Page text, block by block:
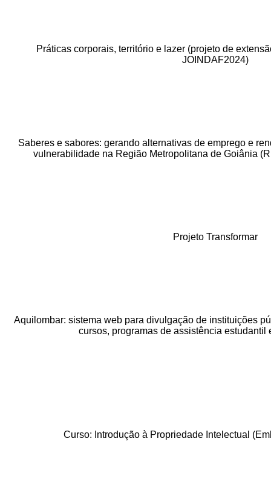
Práticas corporais, território e lazer (projeto de
JOINDAF2024)
Saberes e sabores: gerando alternativas de emprego e
vulnerabilidade na Região Metropolitana de Goiânia
Projeto Transformar
Aquilombar: sistema web para divulgação de instituições
cursos, programas de assistência estudantil
Curso: Introdução à Propriedade Intelectual